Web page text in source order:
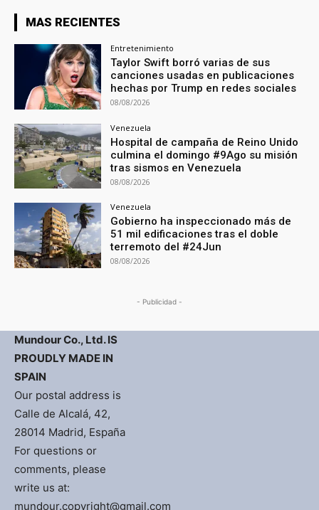
MAS RECIENTES
Entretenimiento
Taylor Swift borró varias de sus
canciones usadas en publicaciones
hechas por Trump en redes sociales
08/08/2026
Venezuela
Hospital de campaña de Reino Unido
culmina el domingo #9Ago su misión
tras sismos en Venezuela
08/08/2026
Venezuela
Gobierno ha inspeccionado más de
51 mil edificaciones tras el doble
terremoto del #24Jun
08/08/2026
- Publicidad -
Mundour Co., Ltd. IS
PROUDLY MADE IN
SPAIN
Our postal address is
Calle de Alcalá, 42,
28014 Madrid, España
For questions or
comments, please
write us at:
mundour.copyright@gmail.com